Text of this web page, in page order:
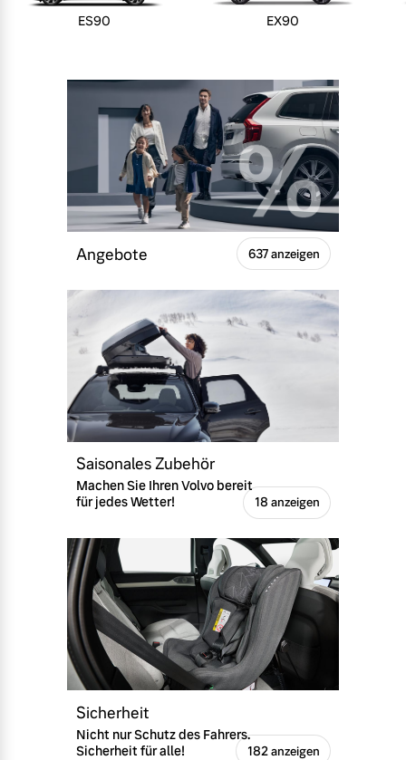
ES90 EX90
Angebote 637 anzeigen
Saisonales Zubehör
Machen Sie Ihren Volvo bereit
für jedes Wetter!
18 anzeigen
Sicherheit
Nicht nur Schutz des Fahrers.
Sicherheit für alle!
182 anzeigen